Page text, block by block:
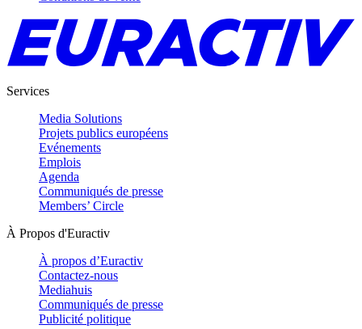
Services
Media Solutions
Projets publics européens
Evénements
Emplois
Agenda
Communiqués de presse
Members’ Circle
À Propos d'Euractiv
À propos d’Euractiv
Contactez-nous
Mediahuis
Communiqués de presse
Publicité politique